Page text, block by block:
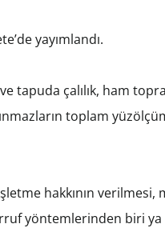
yayımlandı.
tapuda çalılık, ham
toplam
hakkının verilmesi,
yöntemlerinden biri ya